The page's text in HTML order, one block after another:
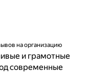
на организацию
и грамотные
современные